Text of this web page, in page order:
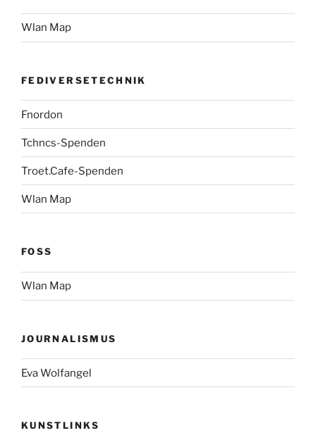
Wlan Map
FEDIVERSETECHNIK
Fnordon
Tchncs-Spenden
Troet.Cafe-Spenden
Wlan Map
FOSS
Wlan Map
JOURNALISMUS
Eva Wolfangel
KUNSTLINKS